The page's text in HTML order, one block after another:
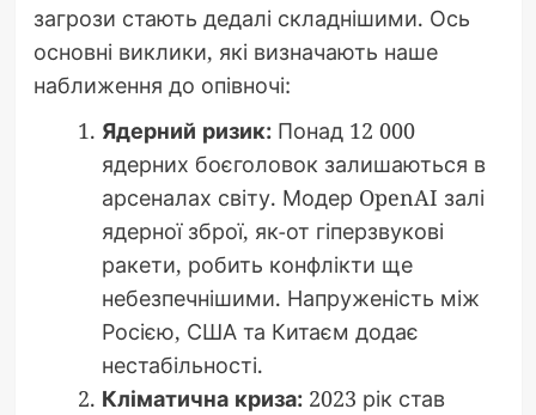
загрози стають дедалі складнішими. Ось
основні виклики, які визначають наше
наближення до опівночі:
Ядерний ризик:Понад 12 000
ядерних боєголовок залишаються в
арсеналах світу. Модер OpenAI залі
ядерної зброї, як-от гіперзвукові
ракети, робить конфлікти ще
небезпечнішими. Напруженість між
Росією, США та Китаєм додає
нестабільності.
Кліматична криза:2023 рік став